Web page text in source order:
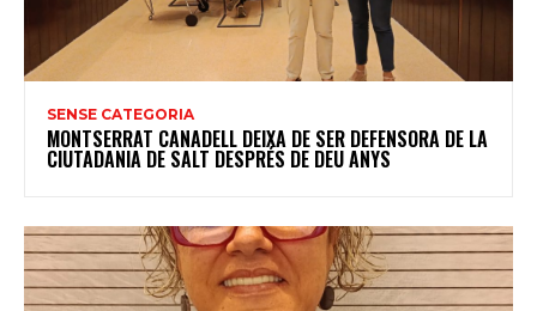
SENSE CATEGORIA
MONTSERRAT CANADELL DEIXA DE SER DEFENSORA DE LA
CIUTADANIA DE SALT DESPRÉS DE DEU ANYS